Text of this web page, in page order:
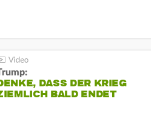
DASS DER KRIEG
BALD ENDET